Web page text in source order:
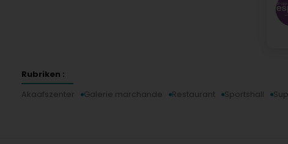
Rubriken :
Akaafszenter
Galerie marchande Restaurant Sportshall